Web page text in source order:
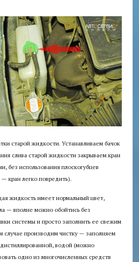
старой жидкости. Устанавливаем бачок
слива старой жидкости закрываем кран
без использования плоскогубцев
кран легко повредить).
жидкость имеет нормальный цвет,
— вполне можно обойтись без
системы и просто заполнить ее свежим
случае производим чистку — заполняем
водой (можно
одно из многочисленных средств